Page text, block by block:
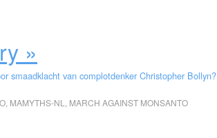
»
smaadklacht van complotdenker Christopher Bollyn?
MAMYTHS-NL MARCH AGAINST MONSANTO